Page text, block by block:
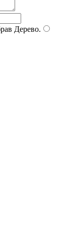
Дерево.